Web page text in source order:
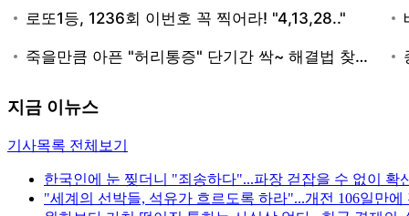
지금 이뉴스
기사목록 전체보기
한국인에 눈 찢더니 "죄송하다"...파장 걷잡을 수 없이 확
"세계의 선박들, 석유가 흐르도록 하라"...개전 106일만에